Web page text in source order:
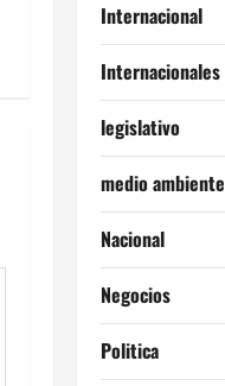
Internacional
Internacionales
legislativo
medio ambiente
Nacional
Negocios
Politica